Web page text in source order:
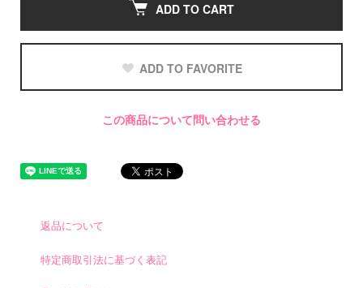
ADD TO CART
ADD TO FAVORITE
この商品について問い合わせる
返品について
特定商取引法に基づく表記